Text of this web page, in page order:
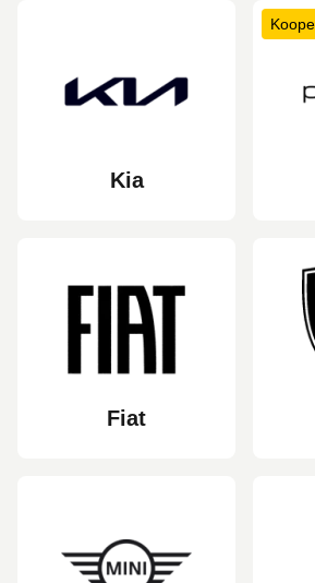
Kia
Fiat